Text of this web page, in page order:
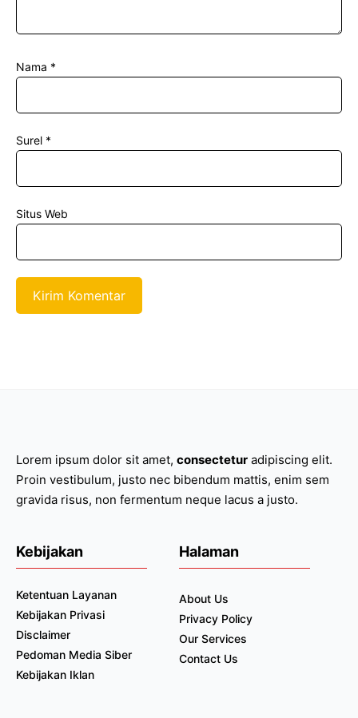
Nama *
Surel *
Situs Web
Lorem ipsum dolor sit amet, consectetur adipiscing elit.
Proin vestibulum, justo nec bibendum mattis, enim sem
gravida risus, non fermentum neque lacus a justo.
Kebijakan
Ketentuan Layanan
Kebijakan Privasi
Disclaimer
Pedoman Media Siber
Kebijakan Iklan
Halaman
About Us
Privacy Policy
Our Services
Contact Us